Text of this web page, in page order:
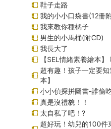
鞋子走路
我的小小口袋書(12冊
我來教你種橘子
男生的小馬桶(附CD)
我長大了
【SEL情緒素養繪本
超有趣！孩子一定要
本】
小小偵探拼圖書-誰偷
真是沒禮貌！！
太自私了吧！?
超好玩！幼兒的100件